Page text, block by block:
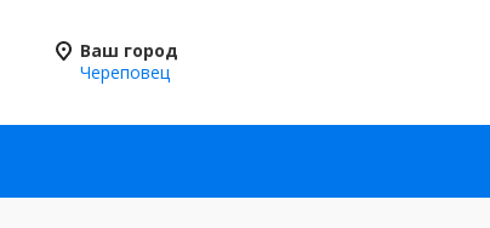
Ваш город
Череповец